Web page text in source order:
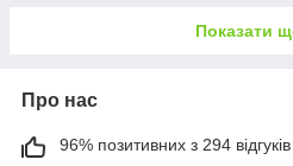
Показати
Про нас
96% позитивних з 294 відгуків